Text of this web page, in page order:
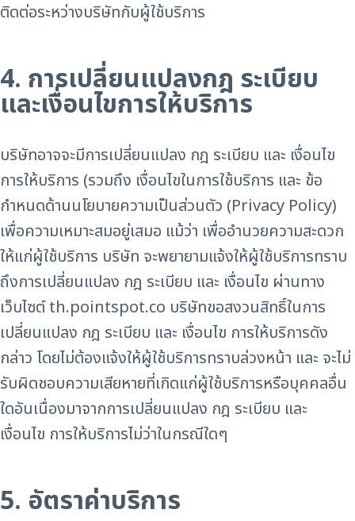
ติดต่อระหว่างบริษัทกับผู้ใช้บริการ
4. การเปลี่ยนแปลงกฎ ระเบียบ
และเงื่อนไขการให้บริการ
บริษัทอาจจะมีการเปลี่ยนแปลง กฎ ระเบียบ และ เงื่อนไข
การให้บริการ (รวมถึง เงื่อนไขในการใช้บริการ และ ข้อ
กำหนดด้านนโยบายความเป็นส่วนตัว (Privacy Policy)
เพื่อความเหมาะสมอยู่เสมอ แม้ว่า เพื่ออำนวยความสะดวก
ให้แก่ผู้ใช้บริการ บริษัท จะพยายามแจ้งให้ผู้ใช้บริการทราบ
ถึงการเปลี่ยนแปลง กฎ ระเบียบ และ เงื่อนไข ผ่านทาง
เว็บไซต์ th.pointspot.co บริษัทขอสงวนสิทธิ์ในการ
เปลี่ยนแปลง กฎ ระเบียบ และ เงื่อนไข การให้บริการดัง
กล่าว โดยไม่ต้องแจ้งให้ผู้ใช้บริการทราบล่วงหน้า และ จะไม่
รับผิดชอบความเสียหายที่เกิดแก่ผู้ใช้บริการหรือบุคคลอื่น
ใดอันเนื่องมาจากการเปลี่ยนแปลง กฎ ระเบียบ และ
เงื่อนไข การให้บริการไม่ว่าในกรณีใดๆ
5. อัตราค่าบริการ